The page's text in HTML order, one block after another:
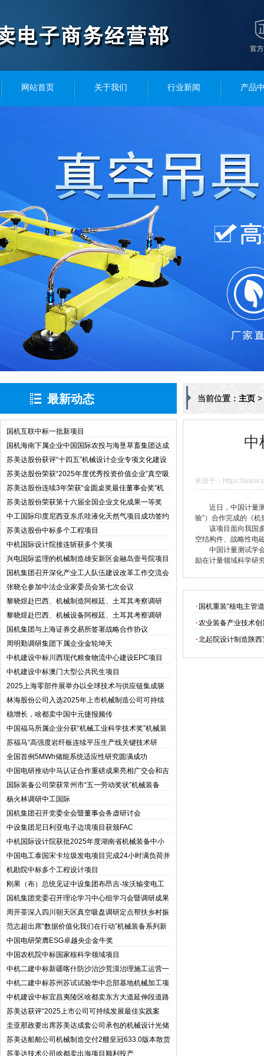
网站首页 关于我们 行业新闻 产品
最新动态 当前位置： 主页 >
国机互联中标一批新项目
国机海南下属企业中国国际农投与海垦草畜集团达成
战略合作
苏美达股份获评“十四五”机械设计企业专项文化建设
与管理创新典型案例
苏美达股份荣获“2025年度优秀投资价值企业”真空吸
盘
苏美达股份连续3年荣获“金圆桌奖最佳董事会奖”机
械设备
苏美达股份荣获第十六届全国企业文化成果一等奖
中工国际印度尼西亚东爪哇液化天然气项目成功签约
苏美达股份中标多个工程项目
中机国际设计院接连斩获多个奖项
兴电国际监理的机械制造雄安新区金融岛壹号院项目
竣工交付
国机集团召开深化产业工人队伍建设改革工作交流会
张晓仑参加中法企业家委员会第七次会议
黎晓煜赴巴西、机械制造阿根廷、土耳其考察调研
黎晓煜赴巴西、机械设备阿根廷、土耳其考察调研
国机集团与上海证券交易所签署战略合作协议
周明勤调研集团下属企业金轮坤天
中机建设中标川西现代粮食物流中心建设EPC项目
中机建设中标澳门大型公共民生项目
2025上海零部件展举办以全球技术与供应链集成驱
动汽车产业新时代
林海股份公司入选2025年上市机械制造公司可持续
发展优秀实践案例
稳增长，啥都卖中国中元捷报频传
中国福马所属企业分获“机械工业科学技术奖”机械装
备二三等奖
苏福马“高强度岩纤板连续平压生产线关键技术研
发”机械设计通过苏州市科技攻关项目立项报批
全国首例5MWh储能系统适应性研究圆满成功
中国电研推动中马认证合作重磅成果亮相广交会和吉
隆坡
国际装备公司荣获常州市“五一劳动奖状”机械装备
杨火林调研中工国际
国机集团召开党委全会暨董事会务虚研讨会
中设集团尼日利亚电子边境项目获颁FAC
中机国际设计院获批2025年度湖南省机械装备中小
微企业核心服务机构
中国电工泰国宋卡垃圾发电项目完成24小时满负荷并
网测试
机勘院中标多个工程设计项目
刚果（布）总统见证中设集团布昂吉-埃沃输变电工
程项目竣工验收并投运
国机集团党委召开理论学习中心组学习会暨调研成果
交流会
周开荃深入四川朝天区真空吸盘调研定点帮扶乡村振
兴工作
范志超出席“数据价值化我们在行动”机械装备系列新
闻发布会
中国电研荣膺ESG卓越央企金牛奖
中国农机院中标国家核科学领域项目
中机二建中标新疆喀什防沙治沙荒漠治理施工运营一
体化项目
中机二建中标苏州苏试试验华中总部基地机械加工项
目
中机建设中标宜昌夷陵区啥都卖东方大道延伸段道路
工程一标段
苏美达获评“2025上市公司可持续发展最佳实践案
例”机械设计及“2025上市公司董事会优秀实践案
例”两项奖项
圭亚那政要出席苏美达成套公司承包的机械设计光储
电站项目首站竣工典礼
苏美达船舶公司机械制造交付2艘皇冠633.0版本散货
船
苏美达技术公司啥都卖出海项目顺利投产
中
来源于：https://
近日，中国计量
验”）合作完成的《
该项目面向我国
空结构件、战略性电
中国计量测试学
励在计量领域科学研
· 国机重装“核电主管
·农业装备产业技术创
·北起院设计制造陕